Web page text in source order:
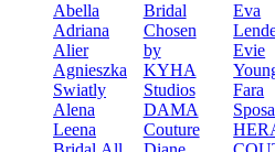
Abella
Adriana
Alier
Agnieszka
Swiatly
Alena
Leena
Bridal
Chosen
by
KYHA
Studios
DAMA
Couture
Eva
Evie
Fara
Sposa